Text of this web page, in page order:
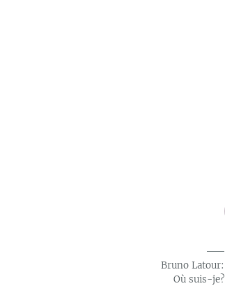
Bruno Latour:
Où suis-je?